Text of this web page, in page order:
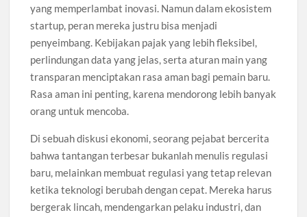
yang memperlambat inovasi. Namun dalam ekosistem
startup, peran mereka justru bisa menjadi
penyeimbang. Kebijakan pajak yang lebih fleksibel,
perlindungan data yang jelas, serta aturan main yang
transparan menciptakan rasa aman bagi pemain baru.
Rasa aman ini penting, karena mendorong lebih banyak
orang untuk mencoba.
Di sebuah diskusi ekonomi, seorang pejabat bercerita
bahwa tantangan terbesar bukanlah menulis regulasi
baru, melainkan membuat regulasi yang tetap relevan
ketika teknologi berubah dengan cepat. Mereka harus
bergerak lincah, mendengarkan pelaku industri, dan